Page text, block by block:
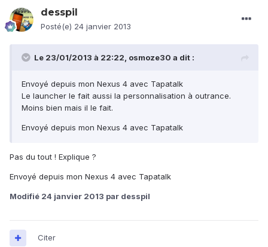
desspil
Posté(e) 24 janvier 2013
Le 23/01/2013 à 22:22, osmoze30 a dit :
Envoyé depuis mon Nexus 4 avec Tapatalk
Le launcher le fait aussi la personnalisation à outrance.
Moins bien mais il le fait.
Envoyé depuis mon Nexus 4 avec Tapatalk
Pas du tout ! Explique ?
Envoyé depuis mon Nexus 4 avec Tapatalk
Modifié 24 janvier 2013 par desspil
Citer